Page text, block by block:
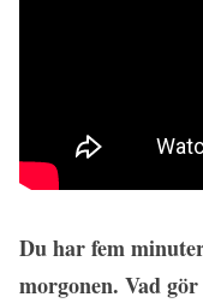
Du har fem
morgonen. Vad